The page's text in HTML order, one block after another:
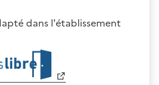
dans l'établissement